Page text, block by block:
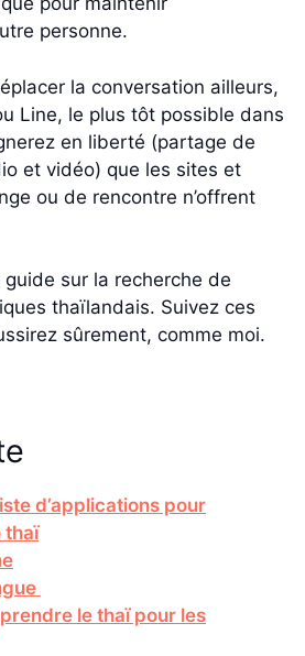
personne.
la conversation ailleurs,
Line, le plus tôt possible dans
en liberté (partage de
et vidéo) que les sites et
ou de rencontre n’offrent
sur la recherche de
thaïlandais. Suivez ces
sûrement, comme moi.
d’applications pour
thaï
le thaï pour les